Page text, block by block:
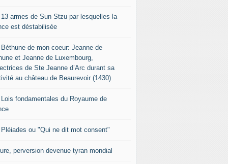
13 armes de Sun Stzu par lesquelles la
est déstabilisée
de mon coeur: Jeanne de
et Jeanne de Luxembourg,
de Ste Jeanne d’Arc durant sa
au château de Beaurevoir (1430)
fondamentales du Royaume de
Pléiades ou "Qui ne dit mot consent"
perversion devenue tyran mondial